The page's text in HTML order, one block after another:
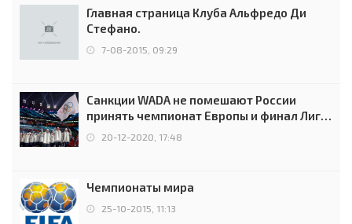
Главная страница Клуба Альфредо Ди
Стефано.
7-08-2015, 09:29
Санкции WADA не помешают России
принять чемпионат Европы и финал Лиги
чемпионов.
20-12-2020, 17:48
Чемпионаты мира
25-10-2015, 11:13